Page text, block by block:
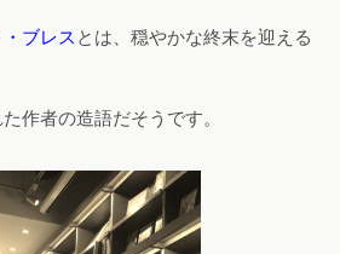
ブレス とは、穏やかな終末を迎える
作者の造語だそうです。